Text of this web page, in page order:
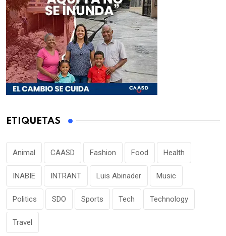
ETIQUETAS
Animal CAASD Fashion Food Health
INABIE INTRANT Luis Abinader Music
Politics SDO Sports Tech Technology
Travel